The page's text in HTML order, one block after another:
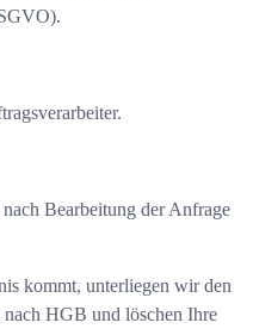
Bearbeitung der Anfrage
kommt, unterliegen wir den
HGB und löschen Ihre